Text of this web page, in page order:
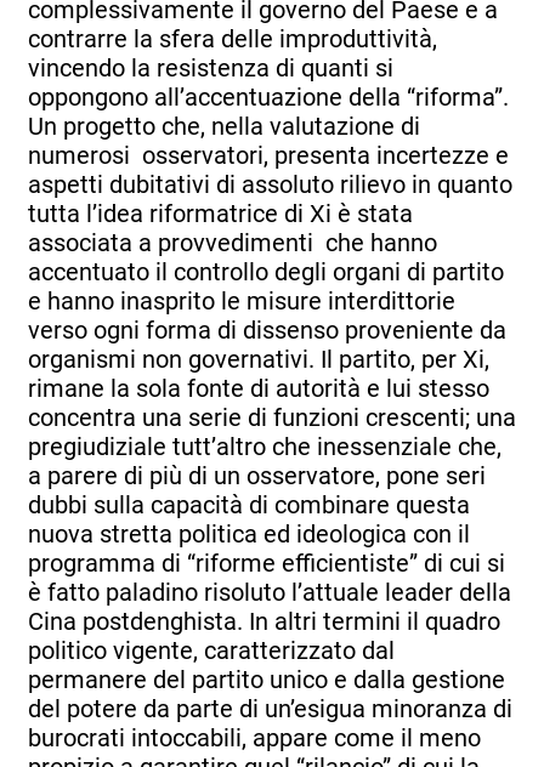
complessivamente il governo del Paese e a
contrarre la sfera delle improduttività,
vincendo la resistenza di quanti si
oppongono all’accentuazione della “riforma”.
Un progetto che, nella valutazione di
numerosi osservatori, presenta incertezze e
aspetti dubitativi di assoluto rilievo in quanto
tutta l’idea riformatrice di Xi è stata
associata a provvedimenti che hanno
accentuato il controllo degli organi di partito
e hanno inasprito le misure interdittorie
verso ogni forma di dissenso proveniente da
organismi non governativi. Il partito, per Xi,
rimane la sola fonte di autorità e lui stesso
concentra una serie di funzioni crescenti; una
pregiudiziale tutt’altro che inessenziale che,
a parere di più di un osservatore, pone seri
dubbi sulla capacità di combinare questa
nuova stretta politica ed ideologica con il
programma di “riforme efficientiste” di cui si
è fatto paladino risoluto l’attuale leader della
Cina postdenghista. In altri termini il quadro
politico vigente, caratterizzato dal
permanere del partito unico e dalla gestione
del potere da parte di un’esigua minoranza di
burocrati intoccabili, appare come il meno